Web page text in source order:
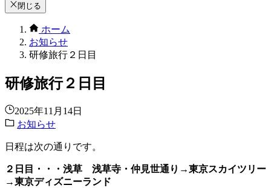
閉じる
ホーム
お知らせ
研修旅行２日目
研修旅行２日目
2025年11月14日
お知らせ
日程は次の通りです。
２日目・・・浅草 浅草寺・仲見世通り→東京スカイツリー
→東京ディズニーランド